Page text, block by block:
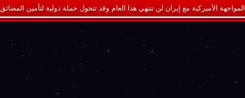
المواجهة الأميركية مع إيران لن تنتهي هذا العام وقد تتحول حملة دولية لتأمين المضائق